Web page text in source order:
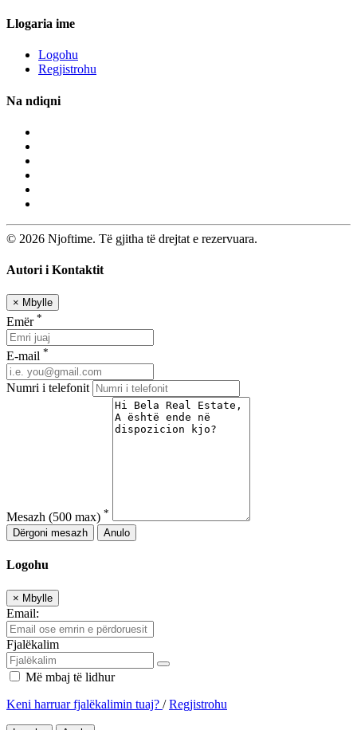
Llogaria ime
Logohu
Regjistrohu
Na ndiqni
© 2026 Njoftime. Të gjitha të drejtat e rezervuara.
Autori i Kontaktit
× Mbylle
Emër *
E-mail *
Numri i telefonit
Mesazh (500 max) *
Dërgoni mesazh
Anulo
Logohu
× Mbylle
Email:
Fjalëkalim
Më mbaj të lidhur
Keni harruar fjalëkalimin tuaj? /Regjistrohu